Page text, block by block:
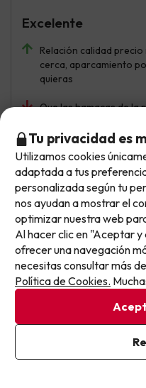
Relación calidad precio
cerca, aparcamiento
quieras
Que las hamacas de la
pueden usar
Excelente
Nora Viajó en
Julio 2026
Está muy bien ubicado
Muy bien
No llegas tarde:
Este chollo ya ha
nuevas oportunidades
menos.
Apúntate y que el
Pon tu mejor e-mail
Ya
Al suscribirte, confirmas
Tu privacidad es
Utilizamos cookies
adaptada a tus
personalizada según tu
nos ayudan a mostrar el
optimizar nuestra web
Al hacer clic en "Aceptar
ofrecer una navegación
necesitas consultar más
Política de Cookies.